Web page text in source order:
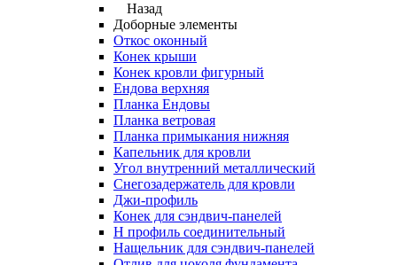
Назад
Доборные элементы
Откос оконный
Конек крыши
Конек кровли фигурный
Ендова верхняя
Планка Ендовы
Планка ветровая
Планка примыкания нижняя
Капельник для кровли
Угол внутренний металлический
Снегозадержатель для кровли
Джи-профиль
Конек для сэндвич-панелей
Н профиль соединительный
Нащельник для сэндвич-панелей